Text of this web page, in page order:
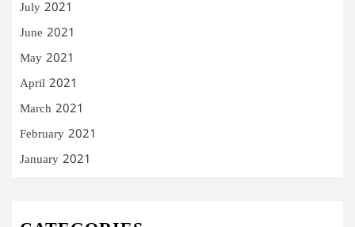
July 2021
June 2021
May 2021
April 2021
March 2021
February 2021
January 2021